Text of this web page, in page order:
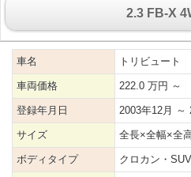
2.3 FB-X
車名 トリビュート
車両価格 222.0 万円 ～
登録年月日 2003年12月 ～
サイズ 全長×全幅×全
ボディタイプ クロカン・SUV